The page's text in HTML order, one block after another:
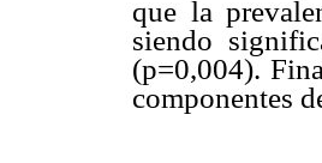
que la
siendo
(p=0,004).
componentes